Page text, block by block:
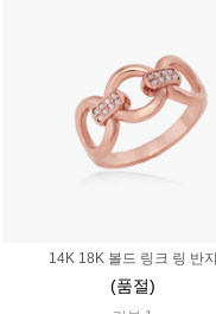
14K 18K 볼드 링크 링 반지
(품절)